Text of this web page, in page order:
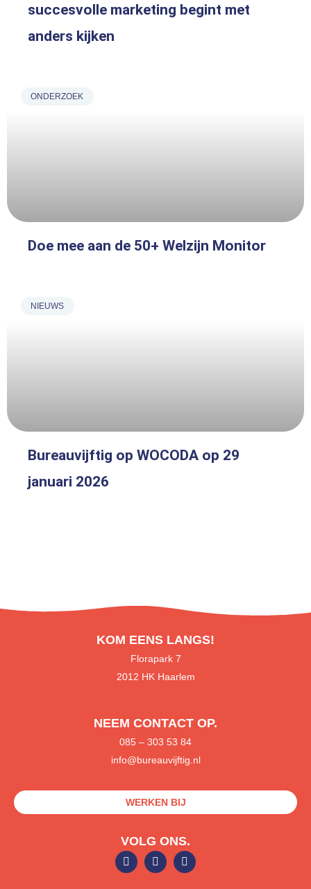
succesvolle marketing begint met
anders kijken
ONDERZOEK
Doe mee aan de 50+ Welzijn Monitor
NIEUWS
Bureauvijftig op WOCODA op 29
januari 2026
KOM EENS LANGS!
Florapark 7
2012 HK Haarlem
NEEM CONTACT OP.
085 – 303 53 84
info@bureauvijftig.nl
WERKEN BIJ
VOLG ONS.
L
i
F
a
S
p